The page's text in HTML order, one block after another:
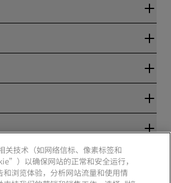
关技术（如网络信标、像素标签和
）以确保网站的正常和安全运行，
和浏览体验，分析网站流量和使用情